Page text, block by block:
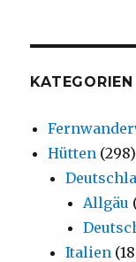
KATEGORIEN
Hütten (298)
Allgäu
Italien